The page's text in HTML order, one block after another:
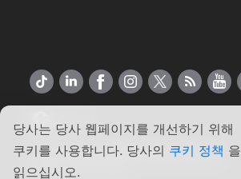
당사는 당사 웹페이지를 개선하기 위해
쿠키를 사용합니다. 당사의 쿠키 정책 을
읽으십시오.
한국어
Copyright ©2026 ASUSTOR Inc.
약관 | 개인 정보